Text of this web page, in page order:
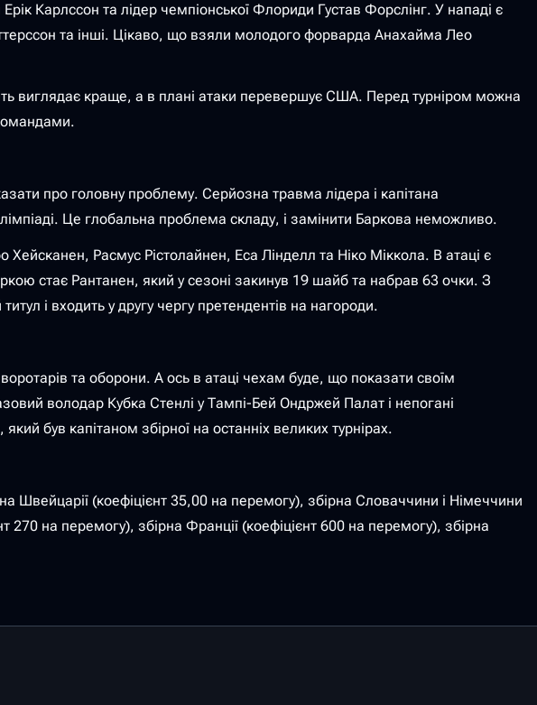
Карлссон та лідер чемпіонської Флориди Густав Форслінг. У нападі є
та інші. Цікаво, що взяли молодого форварда Анахайма Лео
виглядає краще, а в плані атаки перевершує США. Перед турніром можна
про головну проблему. Серйозна травма лідера і капітана
Це глобальна проблема складу, і замінити Баркова неможливо.
Расмус Рістолайнен, Еса Лінделл та Ніко Міккола. В атаці є
стає Рантанен, який у сезоні закинув 19 шайб та набрав 63 очки. З
і входить у другу чергу претендентів на нагороди.
та оборони. А ось в атаці чехам буде, що показати своїм
володар Кубка Стенлі у Тампі-Бей Ондржей Палат і непогані
був капітаном збірної на останніх великих турнірах.
(коефіцієнт 35,00 на перемогу), збірна Словаччини і Німеччини
270 на перемогу), збірна Франції (коефіцієнт 600 на перемогу), збірна